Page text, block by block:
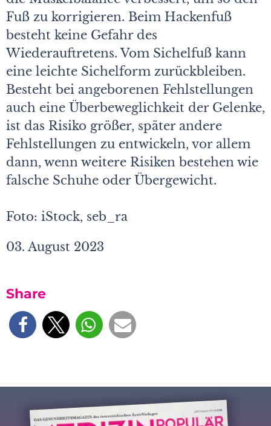
Fuß zu korrigieren. Beim Hackenfuß
besteht keine Gefahr des
Wiederauftretens. Vom Sichelfuß kann
eine leichte Sichelform zurückbleiben.
Besteht bei angeborenen Fehlstellungen
auch eine Überbeweglichkeit der Gelenke,
ist das Risiko größer, später andere
Fehlstellungen zu entwickeln, vor allem
dann, wenn weitere Risiken bestehen wie
falsche Schuhe oder Übergewicht.
Foto: iStock, seb_ra
03. August 2023
Share